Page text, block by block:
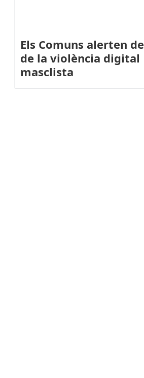
Els Comuns alerten
de la violència digital
masclista